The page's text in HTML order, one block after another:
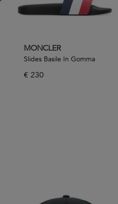
MONCLER
Slides Basile In Gomma
€ 230